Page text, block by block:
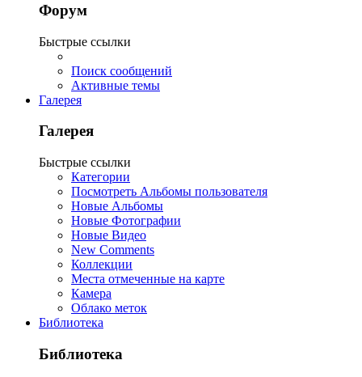
Форум
Быстрые ссылки
Поиск сообщений
Активные темы
Галерея
Галерея
Быстрые ссылки
Категории
Посмотреть Альбомы пользователя
Новые Альбомы
Новые Фотографии
Новые Видео
New Comments
Коллекции
Места отмеченные на карте
Камера
Облако меток
Библиотека
Библиотека